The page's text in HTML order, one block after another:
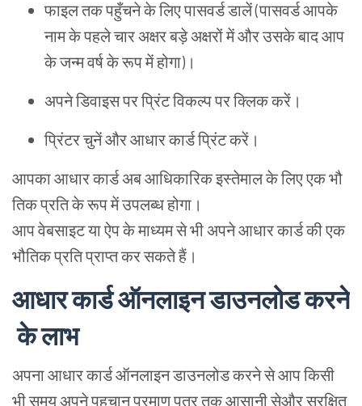
फाइलतकपहुँचनेकेलिएपासवर्डडालें(पासवर्डआपके
नामकेपहलेचारअक्षरबड़ेअक्षरोंमेंऔरउसकेबादआप
केजन्मवर्षकेरूपमेंहोगा)।
अपनेडिवाइसपरप्रिंटविकल्पपरक्लिककरें ।
प्रिंटरचुनेंऔरआधारकार्डप्रिंटकरें ।
आपकाआधारकार्डअबआधिकारिकइस्तेमालकेलिएएकभौ
तिकप्रतिकेरूपमेंउपलब्धहोगा ।
आपवेबसाइटयाऐपकेमाध्यमसेभीअपनेआधारकार्डकीएक
भौतिकप्रतिप्राप्तकरसकतेहैं ।
आधारकार्डऑनलाइनडाउनलोडकरने
केलाभ
अपनाआधारकार्डऑनलाइनडाउनलोडकरनेसेआपकिसी
भीसमयअपनेपहचानप्रमाणपत्रतकआसानीसेऔरसुरक्षित